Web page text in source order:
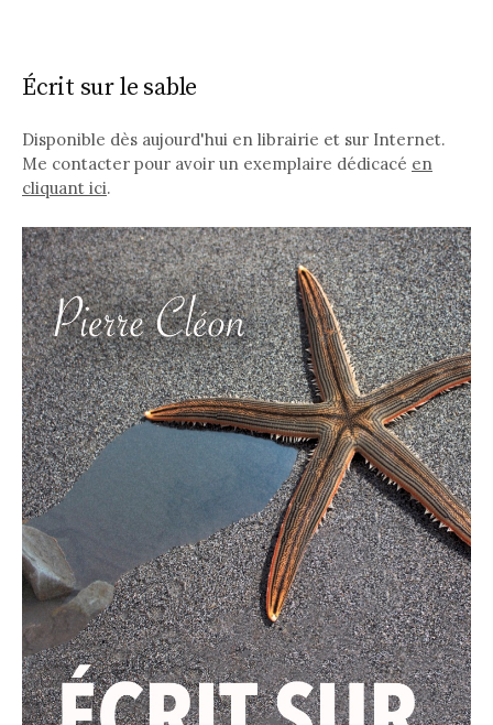
Écrit sur le sable
Disponible dès aujourd'hui en librairie et sur Internet.
Me contacter pour avoir un exemplaire dédicacé en
cliquant ici.